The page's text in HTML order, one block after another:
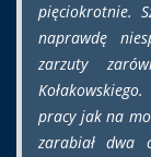
pięciokrotnie.
naprawdę
zarzuty
pracy jak na
zarabiał dwa